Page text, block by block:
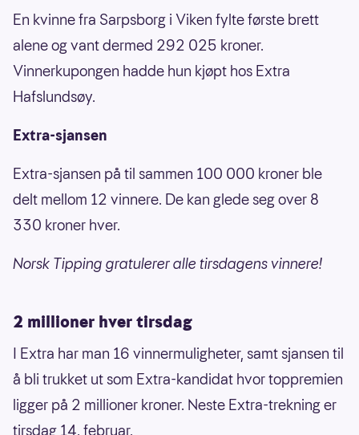
En kvinne fra Sarpsborg i Viken fylte første brett
alene og vant dermed 292 025 kroner.
Vinnerkupongen hadde hun kjøpt hos Extra
Hafslundsøy.
Extra-sjansen
Extra-sjansen på til sammen 100 000 kroner ble
delt mellom 12 vinnere. De kan glede seg over 8
330 kroner hver.
Norsk Tipping gratulerer alle tirsdagens vinnere!
2 millioner hver tirsdag
I Extra har man 16 vinnermuligheter, samt sjansen til
å bli trukket ut som Extra-kandidat hvor toppremien
ligger på 2 millioner kroner. Neste Extra-trekning er
tirsdag 14. februar.